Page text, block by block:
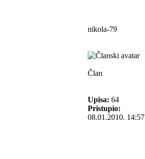
nikola-79
Član
Upisa: 64
Pristupio:
08.01.2010. 14:57